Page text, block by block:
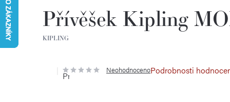
Přívěšek Kipling
KIPLING
Průměrné
hodnocení
NeohodnocenoPodrobnosti